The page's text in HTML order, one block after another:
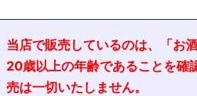
当店で販売しているのは、「お酒
20歳以上の年齢であることを確
売は一切いたしません。